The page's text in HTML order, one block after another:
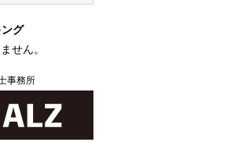
グ
せん。
事務所